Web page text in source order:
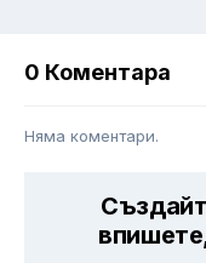
0 Коментара
Няма коментари.